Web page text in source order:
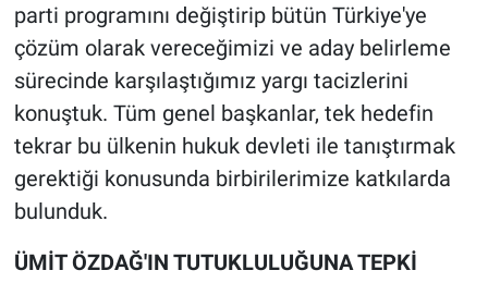
parti programını değiştirip bütün Türkiye'ye
çözüm olarak vereceğimizi ve aday belirleme
sürecinde karşılaştığımız yargı tacizlerini
konuştuk. Tüm genel başkanlar, tek hedefin
tekrar bu ülkenin hukuk devleti ile tanıştırmak
gerektiği konusunda birbirilerimize katkılarda
bulunduk.
ÜMİT ÖZDAĞ'IN TUTUKLULUĞUNA TEPKİ